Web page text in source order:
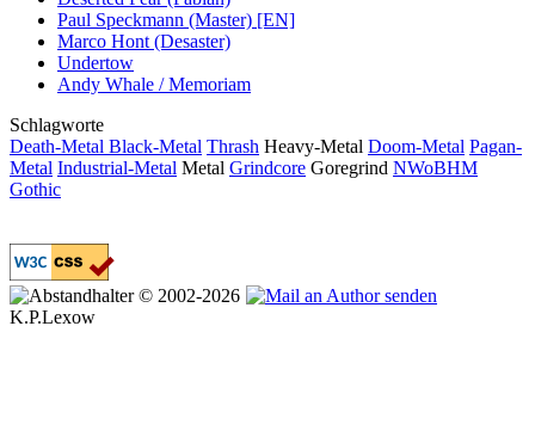
Paul Speckmann (Master) [EN]
Marco Hont (Desaster)
Undertow
Andy Whale / Memoriam
Schlagworte
Death-Metal Black-Metal Thrash Heavy-Metal Doom-Metal Pagan-
Metal Industrial-Metal Metal Grindcore Goregrind NWoBHM
Gothic
© 2002-2026
K.P.Lexow